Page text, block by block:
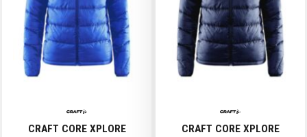
CRAFT CORE XPLORE
CRAFT CORE XPLORE